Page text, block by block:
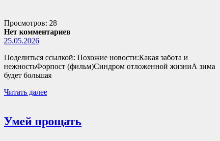
Просмотров: 28
Нет комментариев
25.05.2026
Поделиться ссылкой: Похожие новости:Какая забота и
нежностьФорпост (фильм)Синдром отложенной жизниА зима
будет большая
Читать далее
Умей прощать